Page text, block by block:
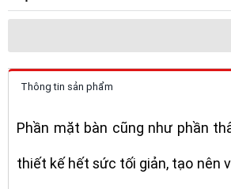
Thông tin sản phẩm
Phần mặt bàn cũng như phần
thiết kế hết sức tối giản, tạo nên